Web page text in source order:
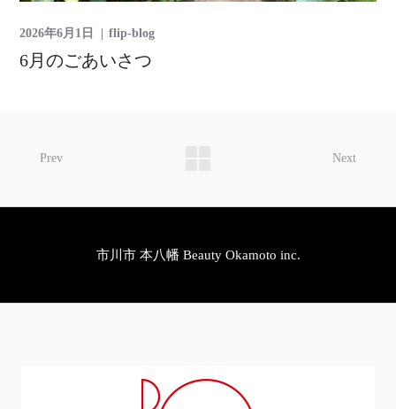
2026年6月1日 flip-blog
6月のごあいさつ
Prev Next
市川市 本八幡 Beauty Okamoto inc.